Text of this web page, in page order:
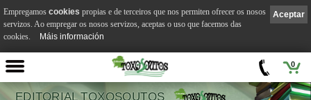
0
EDITORIAL TOXOSOUTOS
Aceptar
Empregamos cookies propias e de terceiros que nos permiten ofrecer os nosos
servizos. Ao empregar os nosos servizos, aceptas o uso que facemos das
cookies.
Máis información